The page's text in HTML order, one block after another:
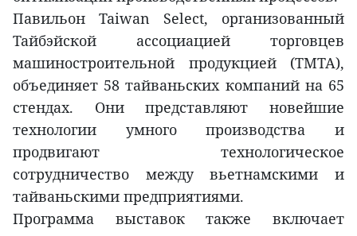
Павильон Taiwan Select, организованный
Тайбэйской ассоциацией торговцев
машиностроительной продукцией (TMTA),
объединяет 58 тайваньских компаний на 65
стендах. Они представляют новейшие
технологии умного производства и
продвигают технологическое
сотрудничество между вьетнамскими и
тайваньскими предприятиями.
Программа выставок также включает